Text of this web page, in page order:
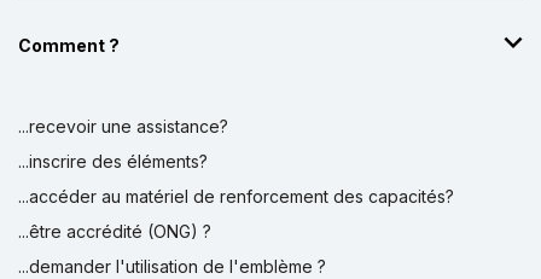
Comment ?
...recevoir une assistance?
...inscrire des éléments?
...accéder au matériel de renforcement des capacités?
...être accrédité (ONG) ?
...demander l'utilisation de l'emblème ?